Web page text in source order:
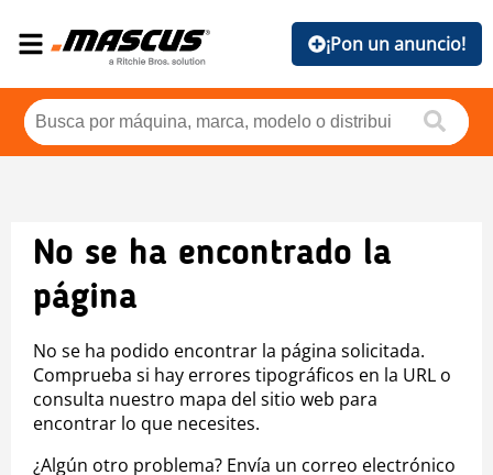
¡Pon un anuncio!
No se ha encontrado la
página
No se ha podido encontrar la página solicitada.
Comprueba si hay errores tipográficos en la URL o
consulta nuestro mapa del sitio web para
encontrar lo que necesites.
¿Algún otro problema? Envía un correo electrónico